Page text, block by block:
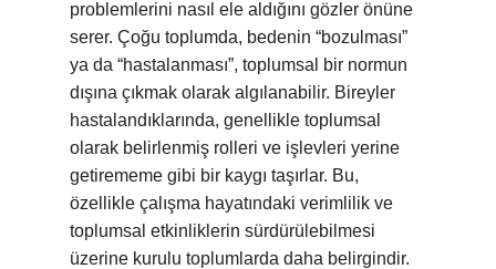
problemlerini nasıl ele aldığını gözler önüne
serer. Çoğu toplumda, bedenin “bozulması”
ya da “hastalanması”, toplumsal bir normun
dışına çıkmak olarak algılanabilir. Bireyler
hastalandıklarında, genellikle toplumsal
olarak belirlenmiş rolleri ve işlevleri yerine
getirememe gibi bir kaygı taşırlar. Bu,
özellikle çalışma hayatındaki verimlilik ve
toplumsal etkinliklerin sürdürülebilmesi
üzerine kurulu toplumlarda daha belirgindir.